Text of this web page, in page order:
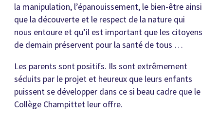
la manipulation, l’épanouissement, le bien-être ainsi
que la découverte et le respect de la nature qui
nous entoure et qu’il est important que les citoyens
de demain préservent pour la santé de tous …
Les parents sont positifs. Ils sont extrêmement
séduits par le projet et heureux que leurs enfants
puissent se développer dans ce si beau cadre que le
Collège Champittet leur offre.